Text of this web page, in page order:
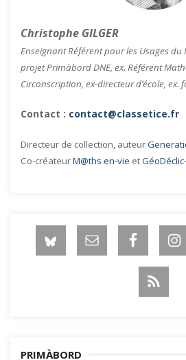
Christophe GILGER
Enseignant Référent pour les Usages
projet Primàbord DNE, ex. Référent
Circonscription, ex-directeur d’école, ex.
Contact : contact@classetice.fr
Directeur de collection, auteur
Co-créateurM@ths en-vie etGéoDéclic
PRIMÀBORD